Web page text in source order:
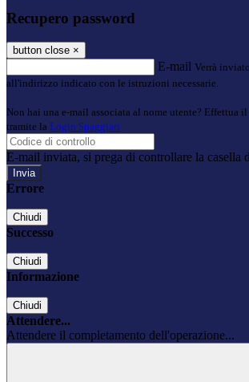
Recupero password
button close ×
E-mail Verrà
all'indirizzo indicato con le istruzioni necessarie.
Non hai una e-mail associata al nome utente? Effettua il
tramite la Login Spaggiari
E-mail inviata, si prega di controllare la casella
Errore
Chiudi
Successo
Chiudi
Informazione
Chiudi
Attendere...
Attendere il completamento dell'operazione...